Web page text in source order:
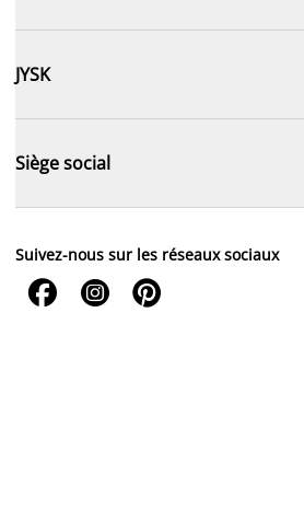
JYSK
Siège social
Suivez-nous sur les réseaux sociaux
  